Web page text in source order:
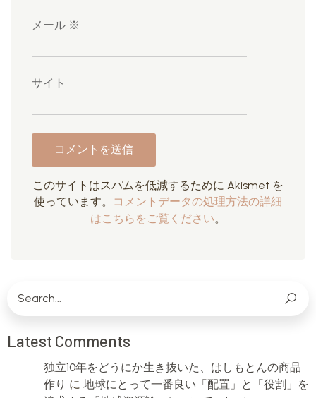
メール ※
サイト
このサイトはスパムを低減するために Akismet を
使っています。
コメントデータの処理方法の詳細
はこちらをご覧ください。
Latest Comments
独立10年をどうにか生き抜いた、はしもとんの商品
作り に 地球にとって一番良い「配置」と「役割」を